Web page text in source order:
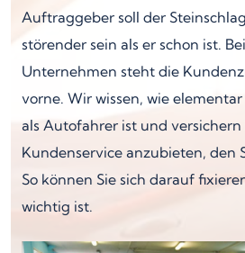
Auftraggeber soll der
störender sein als er schon ist.
Unternehmen steht die
vorne. Wir wissen, wie
als Autofahrer ist und versichern
Kundenservice anzubieten, den
So können Sie sich darauf
wichtig ist.